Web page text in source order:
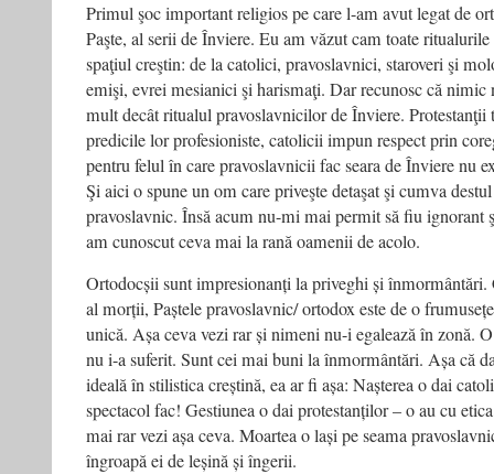
Primul şoc important religios pe care l-am avut legat de
Paşte, al serii de Înviere. Eu am văzut cam toate
spaţiul creştin: de la catolici, pravoslavnici, staroveri şi
emişi, evrei mesianici şi harismaţi. Dar recunosc că
mult decât ritualul pravoslavnicilor de Înviere. Protestanţii
predicile lor profesioniste, catolicii impun respect prin
pentru felul în care pravoslavnicii fac seara de Înviere nu
Şi aici o spune un om care priveşte detaşat şi cumva
pravoslavnic. Însă acum nu-mi mai permit să fiu ignorant
am cunoscut ceva mai la rană oamenii de acolo.
Ortodocșii sunt impresionanți la priveghi și înmormântări.
al morții, Paștele pravoslavnic/ ortodox este de o
unică. Așa ceva vezi rar și nimeni nu-i egalează în zonă.
nu i-a suferit. Sunt cei mai buni la înmormântări. Așa că
ideală în stilistica creștină, ea ar fi așa: Nașterea o dai
spectacol fac! Gestiunea o dai protestanților – o au cu
mai rar vezi așa ceva. Moartea o lași pe seama
îngroapă ei de leșină și îngerii.